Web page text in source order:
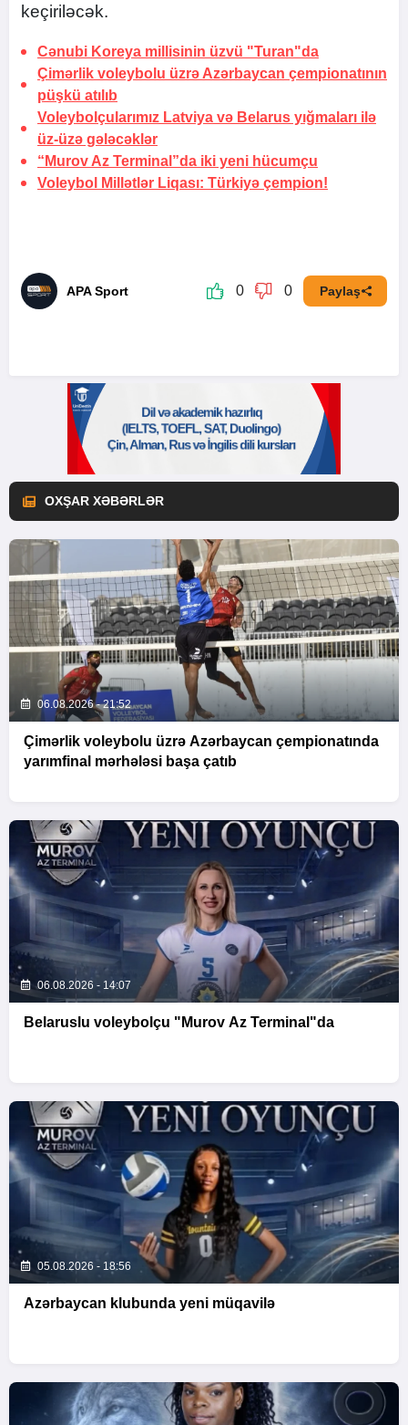
keçiriləcək.
Cənubi Koreya millisinin üzvü "Turan"da
Çimərlik voleybolu üzrə Azərbaycan çempionatının
püşkü atılıb
Voleybolçularımız Latviya və Belarus yığmaları ilə
üz-üzə gələcəklər
“Murov Az Terminal”da iki yeni hücumçu
Voleybol Millətlər Liqası: Türkiyə çempion!
APA Sport 0 0 Paylaş
OXŞAR XƏBƏRLƏR
06.08.2026 - 21:52
Çimərlik voleybolu üzrə Azərbaycan çempionatında
yarımfinal mərhələsi başa çatıb
06.08.2026 - 14:07
Belaruslu voleybolçu "Murov Az Terminal"da
05.08.2026 - 18:56
Azərbaycan klubunda yeni müqavilə